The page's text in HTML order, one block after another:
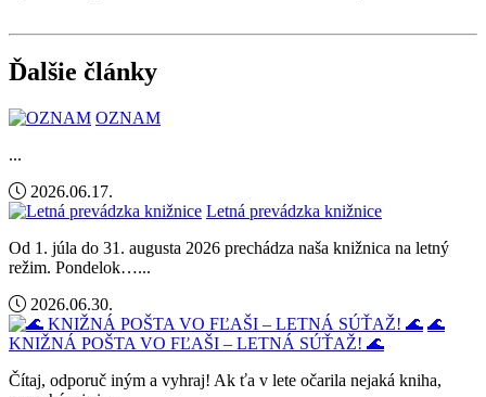
Ďalšie články
OZNAM
...
2026.06.17.
Letná prevádzka knižnice
Od 1. júla do 31. augusta 2026 prechádza naša knižnica na letný
režim. Pondelok…...
2026.06.30.
🌊
KNIŽNÁ POŠTA VO FĽAŠI – LETNÁ SÚŤAŽ! 🌊
Čítaj, odporuč iným a vyhraj! Ak ťa v lete očarila nejaká kniha,